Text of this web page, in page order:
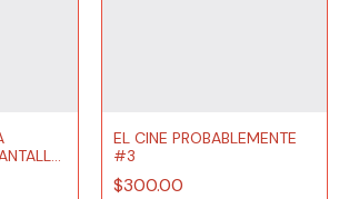
EL CINE PROBABLEMENTE
#3
$300.00